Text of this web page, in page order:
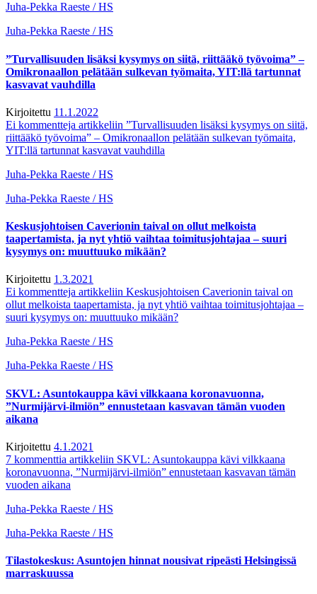
Juha-Pekka Raeste / HS
Juha-Pekka Raeste / HS
”Turvallisuuden lisäksi kysymys on siitä, riittääkö työvoima” –
Omikronaallon pelätään sulkevan työmaita, YIT:llä tartunnat
kasvavat vauhdilla
Kirjoitettu 11.1.2022
Ei kommentteja artikkeliin ”Turvallisuuden lisäksi kysymys on siitä,
riittääkö työvoima” – Omikronaallon pelätään sulkevan työmaita,
YIT:llä tartunnat kasvavat vauhdilla
Juha-Pekka Raeste / HS
Juha-Pekka Raeste / HS
Keskusjohtoisen Caverionin taival on ollut melkoista
taapertamista, ja nyt yhtiö vaihtaa toimitusjohtajaa – suuri
kysymys on: muuttuuko mikään?
Kirjoitettu 1.3.2021
Ei kommentteja artikkeliin Keskusjohtoisen Caverionin taival on
ollut melkoista taapertamista, ja nyt yhtiö vaihtaa toimitusjohtajaa –
suuri kysymys on: muuttuuko mikään?
Juha-Pekka Raeste / HS
Juha-Pekka Raeste / HS
SKVL: Asuntokauppa kävi vilkkaana koronavuonna,
”Nurmijärvi-ilmiön” ennustetaan kasvavan tämän vuoden
aikana
Kirjoitettu 4.1.2021
7 kommenttia artikkeliin SKVL: Asuntokauppa kävi vilkkaana
koronavuonna, ”Nurmijärvi-ilmiön” ennustetaan kasvavan tämän
vuoden aikana
Juha-Pekka Raeste / HS
Juha-Pekka Raeste / HS
Tilastokeskus: Asuntojen hinnat nousivat ripeästi Helsingissä
marraskuussa